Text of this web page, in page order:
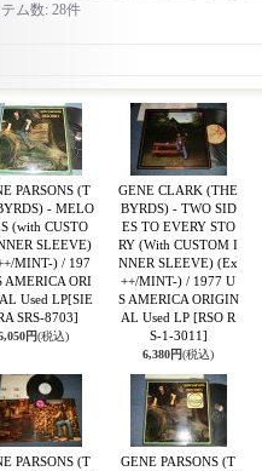
ム数:28件
PARSONS (T
- MELO
(with CUSTO
SLEEVE)
MINT-) / 197
AMERICA ORI
Used LP[SIE
SRS-8703]
円(税込)
GENE CLARK (THE
BYRDS) - TWO SID
ES TO EVERY STO
RY (With CUSTOM I
NNER SLEEVE) (Ex
++/MINT-) / 1977 U
S AMERICA ORIGIN
AL Used LP [RSO R
S-1-3011]
6,380円(税込)
PARSONS (T
GENE PARSONS (T